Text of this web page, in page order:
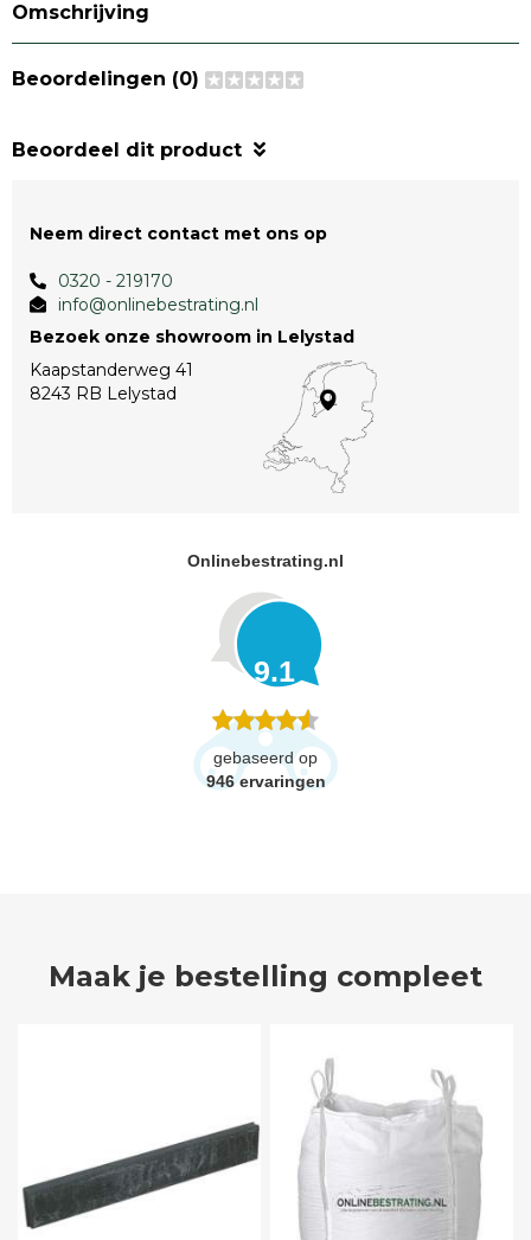
Omschrijving
Beoordelingen (0)
Beoordeel dit product
Neem direct contact met ons op
0320 - 219170
info@onlinebestrating.nl
Bezoek onze showroom in Lelystad
Kaapstanderweg 41
8243 RB Lelystad
Onlinebestrating.nl
9.1
gebaseerd op
946 ervaringen
Maak je bestelling compleet